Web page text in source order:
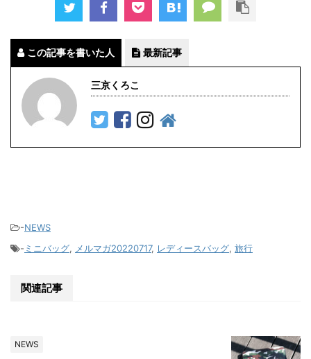
この記事を書いた人 最新記事
三京くろこ
-NEWS
- ミニバッグ, メルマガ20220717, レディースバッグ, 旅行
関連記事
NEWS